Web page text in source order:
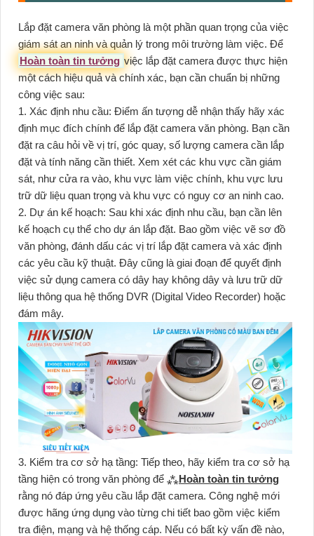
Lắp đặt camera văn phòng là một phần quan trọng của việc
giám sát an ninh và quản lý trong môi trường làm việc. Để
Hoàn toàn tin tưởng việc lắp đặt camera được thực hiện
một cách hiệu quả và chính xác, bạn cần chuẩn bị những
công việc sau:
1. Xác định nhu cầu: Điểm ấn tượng dễ nhận thấy hãy xác
định mục đích chính để lắp đặt camera văn phòng. Bạn cần
đặt ra câu hỏi về vị trí, góc quay, số lượng camera cần lắp
đặt và tính năng cần thiết. Xem xét các khu vực cần giám
sát, như cửa ra vào, khu vực làm việc chính, khu vực lưu
trữ dữ liệu quan trọng và khu vực có nguy cơ an ninh cao.
2. Dự án kế hoạch: Sau khi xác định nhu cầu, bạn cần lên
kế hoạch cụ thể cho dự án lắp đặt. Bao gồm việc vẽ sơ đồ
văn phòng, đánh dấu các vị trí lắp đặt camera và xác định
các yêu cầu kỹ thuật. Đây cũng là giai đoạn để quyết định
việc sử dụng camera có dây hay không dây và lưu trữ dữ
liệu thông qua hệ thống DVR (Digital Video Recorder) hoặc
đám mây.
3. Kiểm tra cơ sở hạ tầng: Tiếp theo, hãy kiểm tra cơ sở hạ
tầng hiện có trong văn phòng để ⁂Hoàn toàn tin tưởng
rằng nó đáp ứng yêu cầu lắp đặt camera. Công nghệ mới
được hãng ứng dụng vào từng chi tiết bao gồm việc kiểm
tra điện, mạng và hệ thống cáp. Nếu có bất kỳ vấn đề nào,